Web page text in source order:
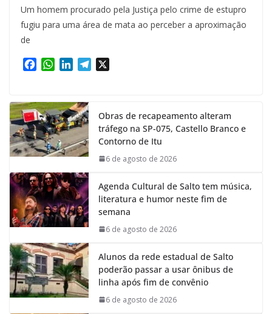
Um homem procurado pela Justiça pelo crime de estupro
fugiu para uma área de mata ao perceber a aproximação
de
e
b
o
o
k
W
t
s
A
p
p
k
e
d
I
n
m
Obras de recapeamento alteram
tráfego na SP-075, Castello Branco e
Contorno de Itu
6 de agosto de 2026
Agenda Cultural de Salto tem música,
literatura e humor neste fim de
semana
6 de agosto de 2026
Alunos da rede estadual de Salto
poderão passar a usar ônibus de
linha após fim de convênio
6 de agosto de 2026